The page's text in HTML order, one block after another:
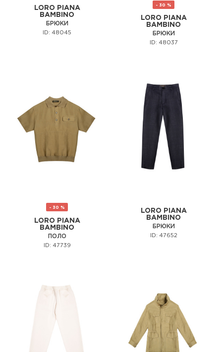
LORO PIANA
BAMBINO
БРЮКИ
ID: 48045
- 30 %
LORO PIANA
BAMBINO
БРЮКИ
ID: 48037
- 30 %
LORO PIANA
BAMBINO
ПОЛО
ID: 47739
LORO PIANA
BAMBINO
БРЮКИ
ID: 47652